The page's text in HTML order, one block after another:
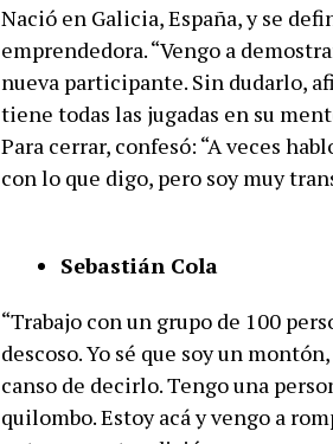
Nació en Galicia, España, y se
emprendedora. “Vengo a
nueva participante. Sin dudarlo,
tiene todas las jugadas en su
Para cerrar, confesó: “A veces
con lo que digo, pero soy muy
Sebastián Cola
“Trabajo con un grupo de 100
descoso. Yo sé que soy un
canso de decirlo. Tengo una
quilombo. Estoy acá y vengo a